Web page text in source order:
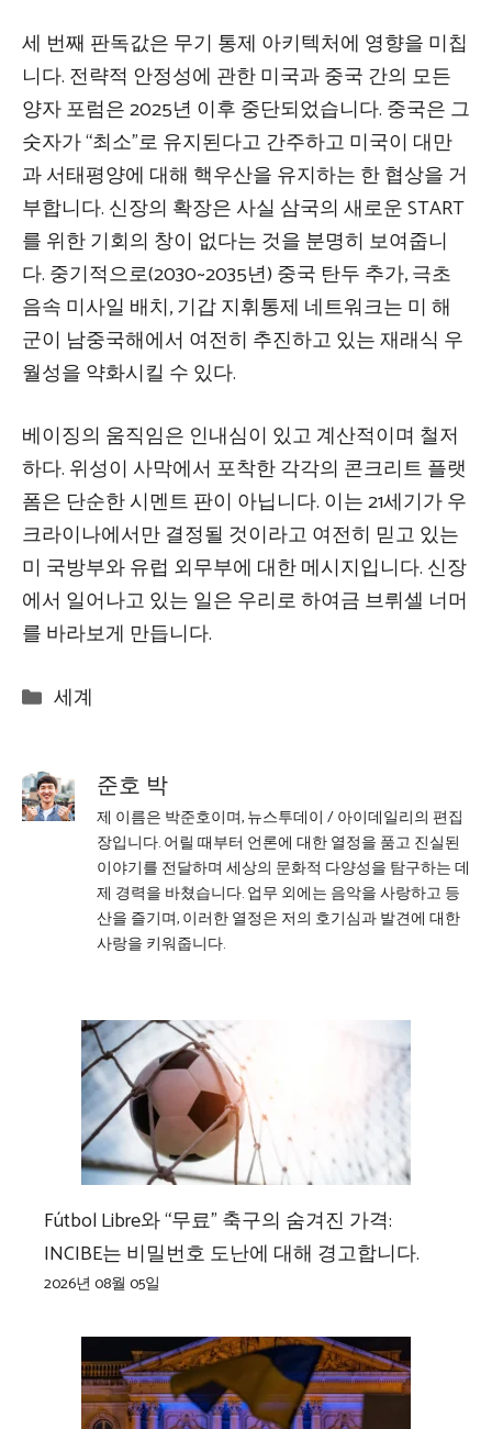
세 번째 판독값은 무기 통제 아키텍처에 영향을 미칩
니다. 전략적 안정성에 관한 미국과 중국 간의 모든
양자 포럼은 2025년 이후 중단되었습니다. 중국은 그
숫자가 “최소”로 유지된다고 간주하고 미국이 대만
과 서태평양에 대해 핵우산을 유지하는 한 협상을 거
부합니다. 신장의 확장은 사실 삼국의 새로운 START
를 위한 기회의 창이 없다는 것을 분명히 보여줍니
다. 중기적으로(2030~2035년) 중국 탄두 추가, 극초
음속 미사일 배치, 기갑 지휘통제 네트워크는 미 해
군이 남중국해에서 여전히 추진하고 있는 재래식 우
월성을 약화시킬 수 있다.
베이징의 움직임은 인내심이 있고 계산적이며 철저
하다. 위성이 사막에서 포착한 각각의 콘크리트 플랫
폼은 단순한 시멘트 판이 아닙니다. 이는 21세기가 우
크라이나에서만 결정될 것이라고 여전히 믿고 있는
미 국방부와 유럽 외무부에 대한 메시지입니다. 신장
에서 일어나고 있는 일은 우리로 하여금 브뤼셀 너머
를 바라보게 만듭니다.
Categories
세계
준호 박
제 이름은 박준호이며, 뉴스투데이 / 아이데일리의 편집
장입니다. 어릴 때부터 언론에 대한 열정을 품고 진실된
이야기를 전달하며 세상의 문화적 다양성을 탐구하는 데
제 경력을 바쳤습니다. 업무 외에는 음악을 사랑하고 등
산을 즐기며, 이러한 열정은 저의 호기심과 발견에 대한
사랑을 키워줍니다.
Fútbol Libre와 “무료” 축구의 숨겨진 가격:
INCIBE는 비밀번호 도난에 대해 경고합니다.
2026년 08월 05일